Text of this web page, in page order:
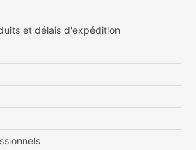
et délais d'expédition